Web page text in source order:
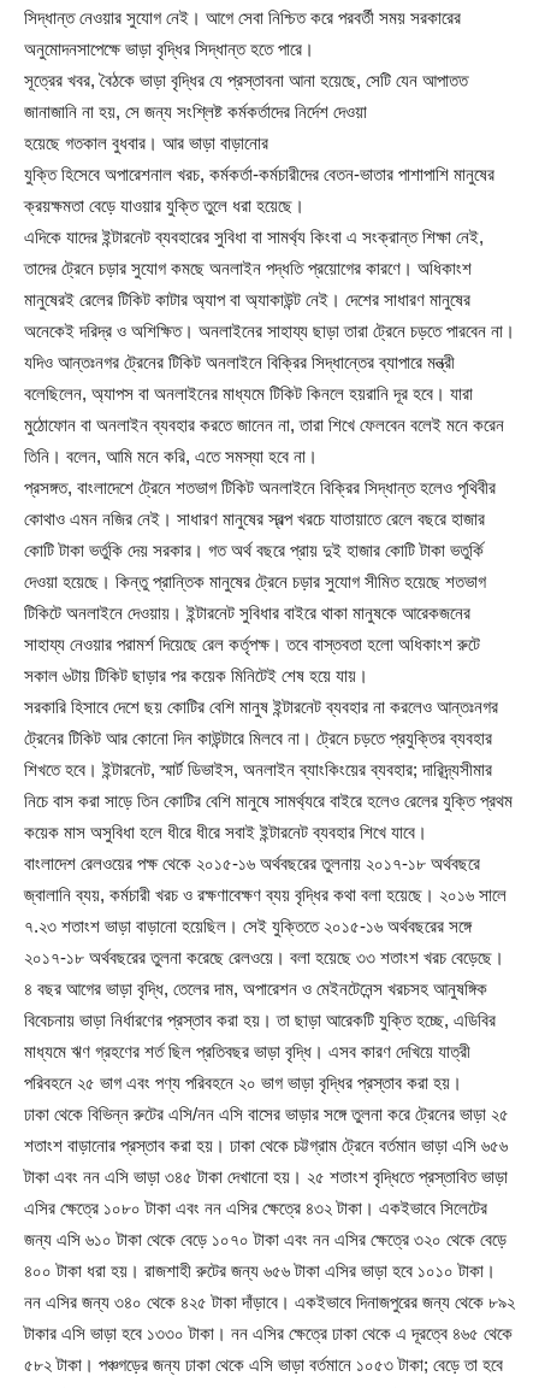
সিদ্ধান্ত নেওয়ার সুযোগ নেই। আগে সেবা নিশ্চিত করে পরবর্তী সময় সরকারের
অনুমোদনসাপেক্ষে ভাড়া বৃদ্ধির সিদ্ধান্ত হতে পারে।
সূত্রের খবর, বৈঠকে ভাড়া বৃদ্ধির যে প্রস্তাবনা আনা হয়েছে, সেটি যেন আপাতত
জানাজানি না হয়, সে জন্য সংশ্লিষ্ট কর্মকর্তাদের নির্দেশ দেওয়া
হয়েছে গতকাল বুধবার। আর ভাড়া বাড়ানোর
যুক্তি হিসেবে অপারেশনাল খরচ, কর্মকর্তা-কর্মচারীদের বেতন-ভাতার পাশাপাশি মানুষের
ক্রয়ক্ষমতা বেড়ে যাওয়ার যুক্তি তুলে ধরা হয়েছে।
এদিকে যাদের ইন্টারনেট ব্যবহারের সুবিধা বা সামর্থ্য কিংবা এ সংক্রান্ত শিক্ষা নেই,
তাদের ট্রেনে চড়ার সুযোগ কমছে অনলাইন পদ্ধতি প্রয়োগের কারণে। অধিকাংশ
মানুষেরই রেলের টিকিট কাটার অ্যাপ বা অ্যাকাউন্ট নেই। দেশের সাধারণ মানুষের
অনেকেই দরিদ্র ও অশিক্ষিত। অনলাইনের সাহায্য ছাড়া তারা ট্রেনে চড়তে পারবেন না।
যদিও আন্তঃনগর ট্রেনের টিকিট অনলাইনে বিক্রির সিদ্ধান্তের ব্যাপারে মন্ত্রী
বলেছিলেন, অ্যাপস বা অনলাইনের মাধ্যমে টিকিট কিনলে হয়রানি দূর হবে। যারা
মুঠোফোন বা অনলাইন ব্যবহার করতে জানেন না, তারা শিখে ফেলবেন বলেই মনে করেন
তিনি। বলেন, আমি মনে করি, এতে সমস্যা হবে না।
প্রসঙ্গত, বাংলাদেশে ট্রেনে শতভাগ টিকিট অনলাইনে বিক্রির সিদ্ধান্ত হলেও পৃথিবীর
কোথাও এমন নজির নেই। সাধারণ মানুষের স্বল্প খরচে যাতায়াতে রেলে বছরে হাজার
কোটি টাকা ভর্তুকি দেয় সরকার। গত অর্থ বছরে প্রায় দুই হাজার কোটি টাকা ভতুর্কি
দেওয়া হয়েছে। কিন্তু প্রান্তিক মানুষের ট্রেনে চড়ার সুযোগ সীমিত হয়েছে শতভাগ
টিকিটে অনলাইনে দেওয়ায়। ইন্টারনেট সুবিধার বাইরে থাকা মানুষকে আরেকজনের
সাহায্য নেওয়ার পরামর্শ দিয়েছে রেল কর্তৃপক্ষ। তবে বাস্তবতা হলো অধিকাংশ রুটে
সকাল ৬টায় টিকিট ছাড়ার পর কয়েক মিনিটেই শেষ হয়ে যায়।
সরকারি হিসাবে দেশে ছয় কোটির বেশি মানুষ ইন্টারনেট ব্যবহার না করলেও আন্তঃনগর
ট্রেনের টিকিট আর কোনো দিন কাউন্টারে মিলবে না। ট্রেনে চড়তে প্রযুক্তির ব্যবহার
শিখতে হবে। ইন্টারনেট, স্মার্ট ডিভাইস, অনলাইন ব্যাংকিংয়ের ব্যবহার; দারিদ্র্যসীমার
নিচে বাস করা সাড়ে তিন কোটির বেশি মানুষে সামর্থ্যরে বাইরে হলেও রেলের যুক্তি প্রথম
কয়েক মাস অসুবিধা হলে ধীরে ধীরে সবাই ইন্টারনেট ব্যবহার শিখে যাবে।
বাংলাদেশ রেলওয়ের পক্ষ থেকে ২০১৫-১৬ অর্থবছরের তুলনায় ২০১৭-১৮ অর্থবছরে
জ্বালানি ব্যয়, কর্মচারী খরচ ও রক্ষণাবেক্ষণ ব্যয় বৃদ্ধির কথা বলা হয়েছে। ২০১৬ সালে
৭.২৩ শতাংশ ভাড়া বাড়ানো হয়েছিল। সেই যুক্তিতে ২০১৫-১৬ অর্থবছরের সঙ্গে
২০১৭-১৮ অর্থবছরের তুলনা করেছে রেলওয়ে। বলা হয়েছে ৩৩ শতাংশ খরচ বেড়েছে।
৪ বছর আগের ভাড়া বৃদ্ধি, তেলের দাম, অপারেশন ও মেইনটেনেন্স খরচসহ আনুষঙ্গিক
বিবেচনায় ভাড়া নির্ধারণের প্রস্তাব করা হয়। তা ছাড়া আরেকটি যুক্তি হচ্ছে, এডিবির
মাধ্যমে ঋণ গ্রহণের শর্ত ছিল প্রতিবছর ভাড়া বৃদ্ধি। এসব কারণ দেখিয়ে যাত্রী
পরিবহনে ২৫ ভাগ এবং পণ্য পরিবহনে ২০ ভাগ ভাড়া বৃদ্ধির প্রস্তাব করা হয়।
ঢাকা থেকে বিভিন্ন রুটের এসি/নন এসি বাসের ভাড়ার সঙ্গে তুলনা করে ট্রেনের ভাড়া ২৫
শতাংশ বাড়ানোর প্রস্তাব করা হয়। ঢাকা থেকে চট্টগ্রাম ট্রেনে বর্তমান ভাড়া এসি ৬৫৬
টাকা এবং নন এসি ভাড়া ৩৪৫ টাকা দেখানো হয়। ২৫ শতাংশ বৃদ্ধিতে প্রস্তাবিত ভাড়া
এসির ক্ষেত্রে ১০৮০ টাকা এবং নন এসির ক্ষেত্রে ৪৩২ টাকা। একইভাবে সিলেটের
জন্য এসি ৬১০ টাকা থেকে বেড়ে ১০৭০ টাকা এবং নন এসির ক্ষেত্রে ৩২০ থেকে বেড়ে
৪০০ টাকা ধরা হয়। রাজশাহী রুটের জন্য ৬৫৬ টাকা এসির ভাড়া হবে ১০১০ টাকা।
নন এসির জন্য ৩৪০ থেকে ৪২৫ টাকা দাঁড়াবে। একইভাবে দিনাজপুরের জন্য থেকে ৮৯২
টাকার এসি ভাড়া হবে ১৩৩০ টাকা। নন এসির ক্ষেত্রে ঢাকা থেকে এ দূরত্বে ৪৬৫ থেকে
৫৮২ টাকা। পঞ্চগড়ের জন্য ঢাকা থেকে এসি ভাড়া বর্তমানে ১০৫৩ টাকা; বেড়ে তা হবে